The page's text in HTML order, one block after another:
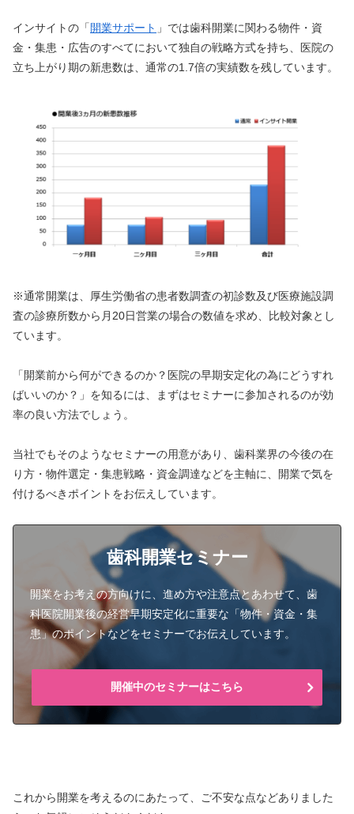
インサイトの「開業サポート 」では歯科開業に関わる物件・資
金・集患・広告のすべてにおいて独自の戦略方式を持ち、医院の
立ち上がり期の新患数は、通常の1.7倍の実績数を残しています。
※通常開業は、厚生労働省の患者数調査の初診数及び医療施設調
査の診療所数から月20日営業の場合の数値を求め、比較対象とし
ています。
「開業前から何ができるのか？医院の早期安定化の為にどうすれ
ばいいのか？」を知るには、まずはセミナーに参加されるのが効
率の良い方法でしょう。
当社でもそのようなセミナーの用意があり、歯科業界の今後の在
り方・物件選定・集患戦略・資金調達などを主軸に、開業で気を
付けるべきポイントをお伝えしています。
歯科開業セミナー
開業をお考えの方向けに、進め方や注意点とあわせて、歯
科医院開業後の経営早期安定化に重要な「物件・資金・集
患」のポイントなどをセミナーでお伝えしています。
開催中のセミナーはこちら
これから開業を考えるのにあたって、ご不安な点などありました